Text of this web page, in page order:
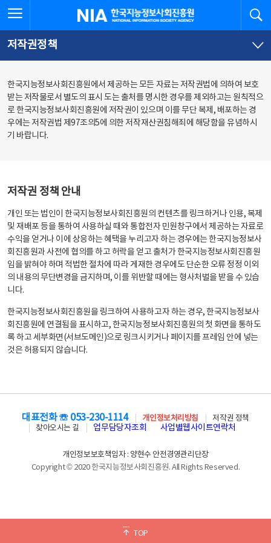
문
로
가
체
뉴
바
가
한국지능정보사회진흥원
저작권정책
한국지능정보사회진흥원에서 제공하는 모든 자료는 저작권법에 의하여 보호
받는 저작물로서 별도의 표시 도는 출처를 명시한 경우를 제외하고는 원칙적으
로 한국지능정보사회진흥원에 저작권이 있으며 이를 무단 복제, 배포하는 경
우에는 저작권법 제97조의5에 의한 저작재산권침해죄에 해당함을 유념하시
기 바랍니다.
저작권 정책 안내
개인 또는 법인이 한국지능정보사회진흥원의 컨텐츠를 링크하거나 인용, 복제
및 재배포 등을 통하여 사용하실 때와 통합전자 민원창구에서 제공하는 자료로
수익을 얻거나 이에 상응하는 혜택을 누리고자 하는 경우에는 한국지능정보사
회진흥원과 사전에 협의를 하고 허락을 얻고 출처가 한국지능정보사회진흥원
임을 밝혀야 하며 적법한 절차에 따라 게재한 경우에도 단순한 오류 정정 이외
의 내용의 무단변경을 금지하며, 이를 위반할 때에는 형사처벌을 받을 수 있습
니다.
한국지능정보사회진흥원을 링크하여 사용하고자 하는 경우, 한국지능정보사
회진흥원에 연결됨을 표시하고, 한국지능정보사회진흥원의 첫 화면을 통하도
록 하고 세부화면(서브도메인)으로 링크시키거나 페이지를 프레임 안에 넣는
것은 허용되지 않습니다.
TOP
대표전화 ☏ 053-230-1114 개인정보처리방침
저작권 정책
찾아오시는 길
업무담당자조회 사업별웹사이트연락처
개인정보보호책임자 : 양현수 안전경영관리단장
Copyright © 2020 한국지능정보사회진흥원. All Rights Reserved.